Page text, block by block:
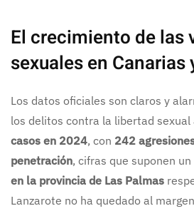
El crecimiento de las
sexuales en Canarias
Los datos oficiales son claros y
los delitos contra la libertad sexual
casos en 2024, con 242
penetración, cifras que suponen
en la provincia de Las Palmas
Lanzarote no ha quedado al